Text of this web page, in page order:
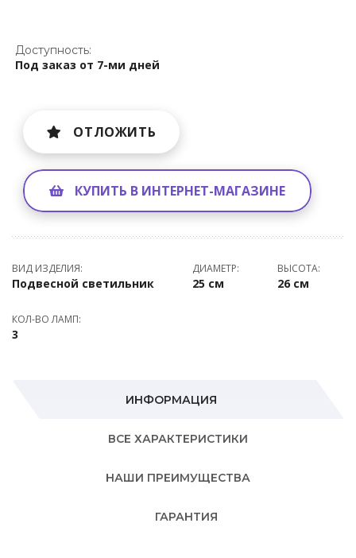
Доступность:
Под заказ от 7-ми дней
ОТЛОЖИТЬ
КУПИТЬ В ИНТЕРНЕТ-МАГАЗИНЕ
ВИД ИЗДЕЛИЯ:
Подвесной светильник
ДИАМЕТР:
25 см
ВЫСОТА:
26 см
КОЛ-ВО ЛАМП:
3
ИНФОРМАЦИЯ
ВСЕ ХАРАКТЕРИСТИКИ
НАШИ ПРЕИМУЩЕСТВА
ГАРАНТИЯ